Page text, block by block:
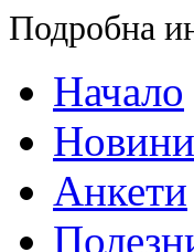
Подробна
Начало
Новини
Анкети